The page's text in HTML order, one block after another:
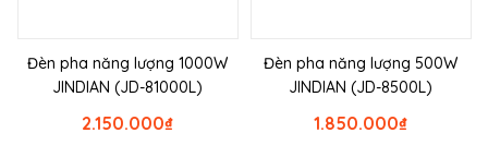
Đèn pha năng lượng 1000W
JINDIAN (JD-81000L)
₫
2.150.000
Đèn pha năng lượng 500W
JINDIAN (JD-8500L)
₫
1.850.000